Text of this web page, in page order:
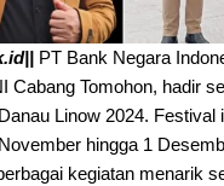
PT Bank Negara
Cabang Tomohon, hadir
Linow 2024. Festival
hingga 1
kegiatan menarik